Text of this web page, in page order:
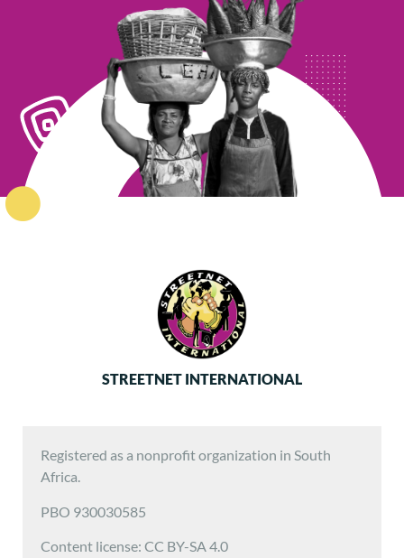
STREETNET INTERNATIONAL
Registered as a nonprofit organization in South
Africa.
PBO 930030585
Content license: CC BY-SA 4.0